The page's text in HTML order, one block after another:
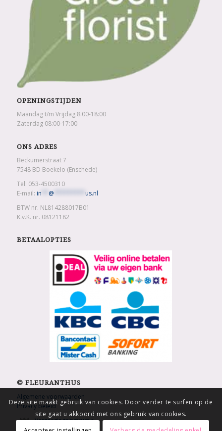
OPENINGSTIJDEN
Maandag t/m Vrijdag 8:00-18:00
Zaterdag 08:00-17:00
ONS ADRES
Beckumerstraat 7
7548 BD Boekelo (Enschede)
Tel: 053-4500310
E-mail: in @
us.nl
BTW nr. NL814288017B01
K.v.K. nr. 08121182
BETAALOPTIES
© FLEURANTHUS
Algemene voorwaarden
Privacy beleid
Verzorgingsinstructie
Deze site maakt gebruik van cookies. Door verder te surfen op de
site gaat u akkoord met ons gebruik van cookies.